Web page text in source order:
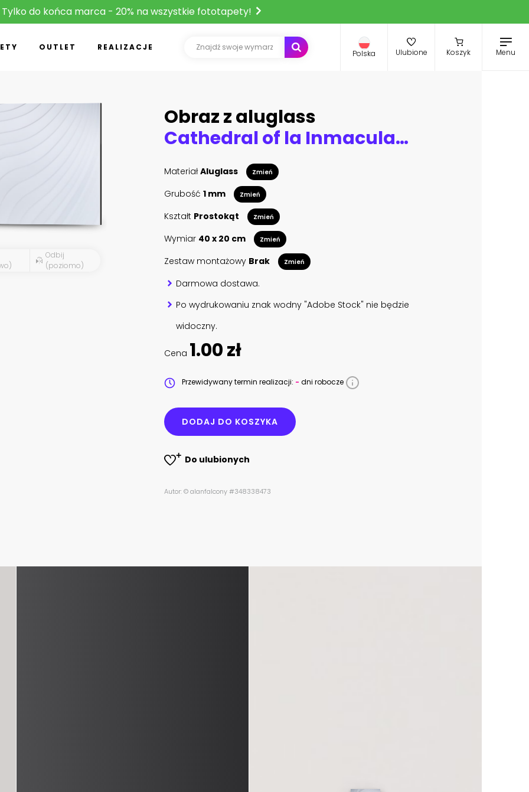
Tylko do końca marca - 20% na wszystkie fototapety!
OUTLET REALIZACJE
Polska Ulubione Koszyk Menu
Odbij
(poziomo)
Obraz z aluglass
Cathedral of la Inmaculada Concepción, in downtown Cuenca, UNESCO World heritage site, Ecuador, on a sunny beautiful morning.
MateriałAluglass Zmień
Grubość 1 mm Zmień
Kształt Prostokąt Zmień
Wymiar 40 x 20 cm Zmień
Zestaw montażowy Brak Zmień
Darmowa dostawa.
Po wydrukowaniu znak wodny "Adobe Stock" nie będzie
widoczny.
Cena 1.00 zł
Przewidywany termin realizacji: - dni robocze
DODAJ DO KOSZYKA
Do ulubionych
Autor: © alanfalcony #348338473